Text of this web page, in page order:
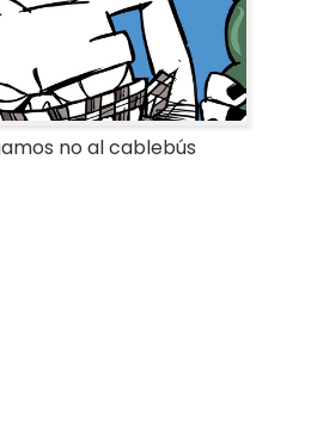
no al cablebús